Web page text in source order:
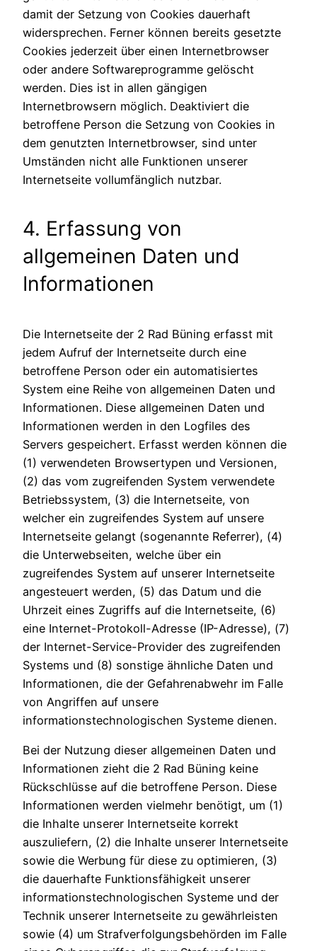
damit der Setzung von Cookies dauerhaft
widersprechen. Ferner können bereits gesetzte
Cookies jederzeit über einen Internetbrowser
oder andere Softwareprogramme gelöscht
werden. Dies ist in allen gängigen
Internetbrowsern möglich. Deaktiviert die
betroffene Person die Setzung von Cookies in
dem genutzten Internetbrowser, sind unter
Umständen nicht alle Funktionen unserer
Internetseite vollumfänglich nutzbar.
4. Erfassung von
allgemeinen Daten und
Informationen
Die Internetseite der 2 Rad Büning erfasst mit
jedem Aufruf der Internetseite durch eine
betroffene Person oder ein automatisiertes
System eine Reihe von allgemeinen Daten und
Informationen. Diese allgemeinen Daten und
Informationen werden in den Logfiles des
Servers gespeichert. Erfasst werden können die
(1) verwendeten Browsertypen und Versionen,
(2) das vom zugreifenden System verwendete
Betriebssystem, (3) die Internetseite, von
welcher ein zugreifendes System auf unsere
Internetseite gelangt (sogenannte Referrer), (4)
die Unterwebseiten, welche über ein
zugreifendes System auf unserer Internetseite
angesteuert werden, (5) das Datum und die
Uhrzeit eines Zugriffs auf die Internetseite, (6)
eine Internet-Protokoll-Adresse (IP-Adresse), (7)
der Internet-Service-Provider des zugreifenden
Systems und (8) sonstige ähnliche Daten und
Informationen, die der Gefahrenabwehr im Falle
von Angriffen auf unsere
informationstechnologischen Systeme dienen.
Bei der Nutzung dieser allgemeinen Daten und
Informationen zieht die 2 Rad Büning keine
Rückschlüsse auf die betroffene Person. Diese
Informationen werden vielmehr benötigt, um (1)
die Inhalte unserer Internetseite korrekt
auszuliefern, (2) die Inhalte unserer Internetseite
sowie die Werbung für diese zu optimieren, (3)
die dauerhafte Funktionsfähigkeit unserer
informationstechnologischen Systeme und der
Technik unserer Internetseite zu gewährleisten
sowie (4) um Strafverfolgungsbehörden im Falle